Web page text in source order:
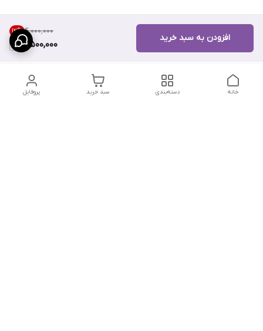
۴٬۰۰۰٬۰۰۰ 12%
3,500,000
افزودن به سبد خرید
پروفایل سبد خرید دسته‌بندی خانه